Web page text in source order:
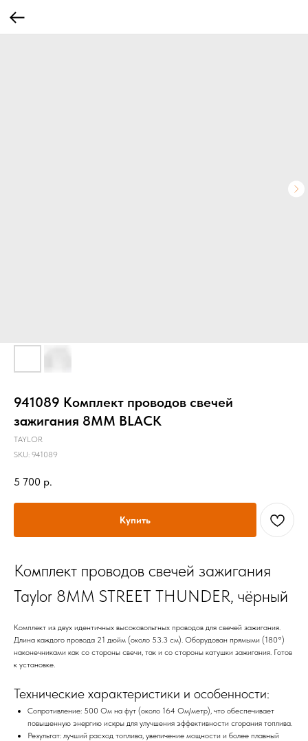
941089 Комплект проводов свечей
зажигания 8MM BLACK
TAYLOR
SKU: 941089
5 700 р.
Купить
Комплект проводов свечей зажигания
Taylor 8MM STREET THUNDER, чёрный
Комплект из двух идентичных высоковольтных проводов для свечей зажигания.
Длина каждого провода 21 дюйм (около 53.3 см). Оборудован прямыми (180°)
наконечниками как со стороны свечи, так и со стороны катушки зажигания. Готов
к установке.
Технические характеристики и особенности:
Сопротивление: 500 Ом на фут (около 164 Ом/метр), что обеспечивает
повышенную энергию искры для улучшения эффективности сгорания топлива.
Результат: лучший расход топлива, увеличение мощности и более плавный